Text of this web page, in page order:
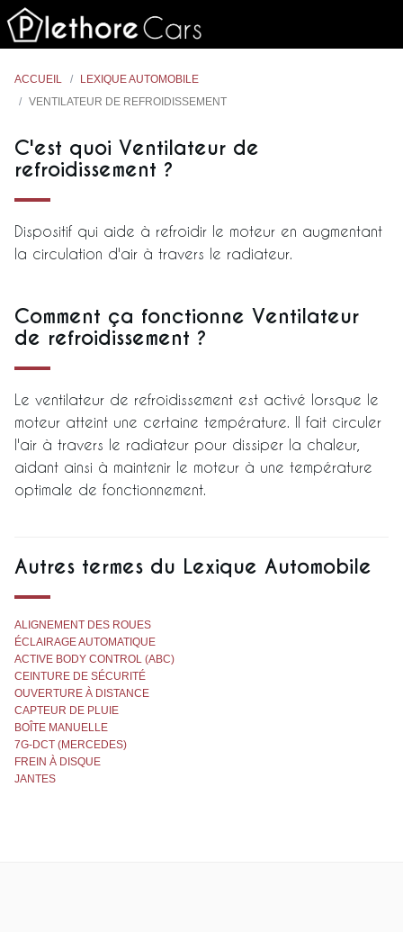
ACCUEIL
LEXIQUE AUTOMOBILE
VENTILATEUR DE REFROIDISSEMENT
C'est quoi Ventilateur de
refroidissement ?
Dispositif qui aide à refroidir le moteur en augmentant
la circulation d'air à travers le radiateur.
Comment ça fonctionne Ventilateur
de refroidissement ?
Le ventilateur de refroidissement est activé lorsque le
moteur atteint une certaine température. Il fait circuler
l'air à travers le radiateur pour dissiper la chaleur,
aidant ainsi à maintenir le moteur à une température
optimale de fonctionnement.
Autres termes du Lexique Automobile
ALIGNEMENT DES ROUES
ÉCLAIRAGE AUTOMATIQUE
ACTIVE BODY CONTROL (ABC)
CEINTURE DE SÉCURITÉ
OUVERTURE À DISTANCE
CAPTEUR DE PLUIE
BOÎTE MANUELLE
7G-DCT (MERCEDES)
FREIN À DISQUE
JANTES